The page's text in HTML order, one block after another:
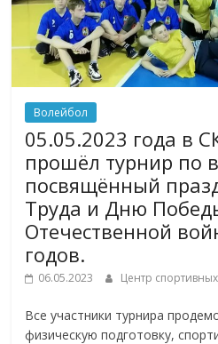
Волейбол
05.05.2023 года в
прошёл турнир по
посвящённый
Труда и Дню
Отечественной
годов.
06.05.2023 Центр
Все участники турнира
физическую подготовку,